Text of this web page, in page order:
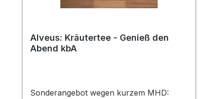
Alveus: Kräutertee - Genieß den
Abend kbA
Sonderangebot wegen kurzem MHD: